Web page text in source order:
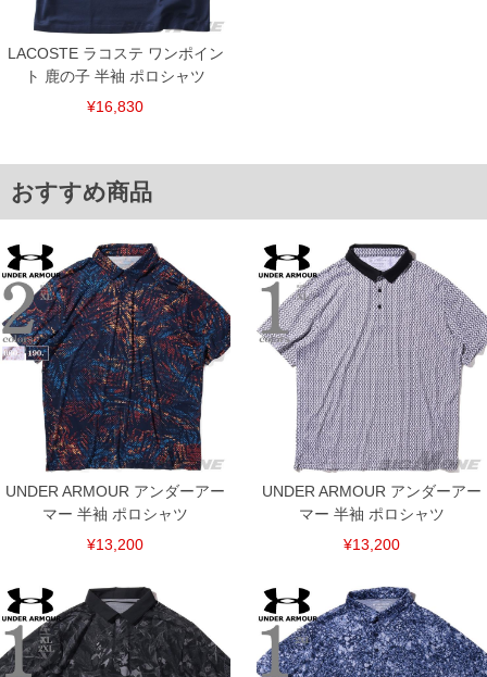
ンピュータ画面）によって、商品の色味が若干異なる場合がございます。予めご了承
ください。
舗からのお取り寄せ等により、お客様にご迷惑をお掛けしてしまう場合がございま
す。そのようなことがない様最大限に努めておりますが、もしあった場合速やかにご
LACOSTE ラコステ ワンポイン
ト 鹿の子 半袖 ポロシャツ
¥16,830
おすすめ商品
UNDER ARMOUR アンダーアー
マー 半袖 ポロシャツ
¥13,200
UNDER ARMOUR アンダーアー
マー 半袖 ポロシャツ
¥13,200